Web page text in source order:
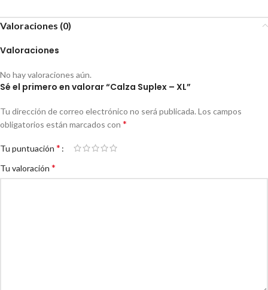
Valoraciones (0)
Valoraciones
No hay valoraciones aún.
Sé el primero en valorar “Calza Suplex – XL”
Tu dirección de correo electrónico no será publicada. Los campos
obligatorios están marcados con *
Tu puntuación *
Tu valoración *